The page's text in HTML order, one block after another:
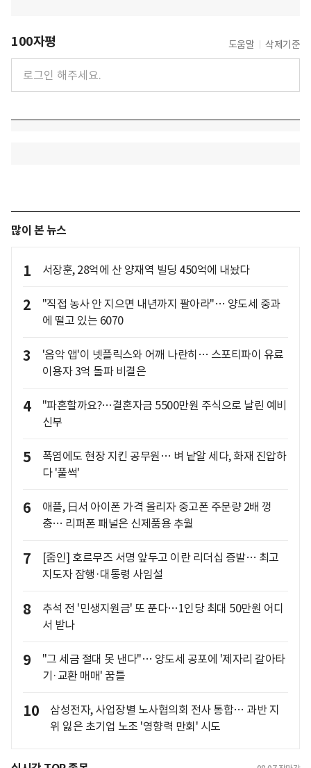
100자평 도움말 삭제기준
많이 본 뉴스
1 서장훈, 28억에 산 양재역 빌딩 450억에 내놨다
2
"직접 농사 안 지으면 내년까지 팔아라"… 양도세 중과
에 떨고 있는 6070
3
'음악 앱'이 넷플릭스와 어깨 나란히… 스포티파이 유료
이용자 3억 돌파 비결은
4
"파혼할까요?…결혼자금 5500만원 주식으로 날린 예비
신부
5
폭염에도 현장 지킨 공무원… 벼 낱알 세다, 화재 진압하
다 '풀썩'
6
애플, 日서 아이폰 가격 올리자 중고폰 주문량 2배 껑
충… 리퍼폰 패널은 신제품용 추월
7
[줌인] 호르무즈 서명 앞두고 이란 리더십 증발… 최고
지도자 잠행·대통령 사임설
8
추석 전 '민생지원금' 또 푼다…1인당 최대 50만원 어디
서 받나
9
"그 세금 절대 못 낸다"… 양도세 공포에 '제자리 갈아타
기·교환 매매' 꿈틀
10
삼성전자, 사업장별 노사협의회 전사 통합… 과반 지
위 잃은 초기업 노조 '영향력 만회' 시도